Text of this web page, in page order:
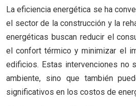
La eficiencia energética se ha
el sector de la construcción y la
energéticas buscan reducir el
el confort térmico y minimizar el
edificios. Estas intervenciones no
ambiente, sino que también
significativos en los costos de